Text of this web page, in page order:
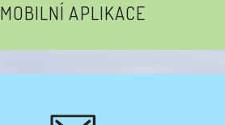
MOBILNÍ APLIKACE